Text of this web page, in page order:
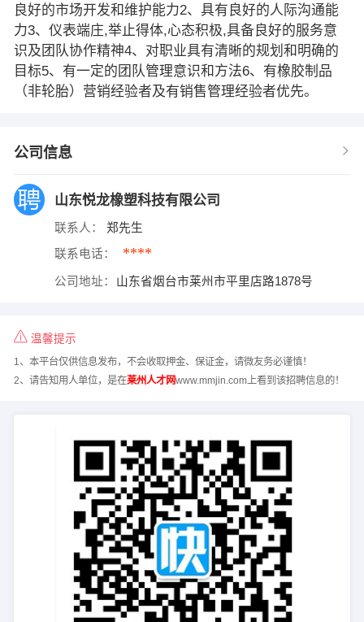
良好的市场开发和维护能力2、具有良好的人际沟通能
力3、仪表端庄,举止得体,心态积极,具备良好的服务意
识及团队协作精神4、对职业具有清晰的规划和明确的
目标5、有一定的团队管理意识和方法6、有橡胶制品
（非轮胎）营销经验者及有销售管理经验者优先。
公司信息
山东悦龙橡塑科技有限公司
联系人： 郑先生
联系电话： ****
公司地址： 山东省烟台市莱州市平里店路1878号
温馨提示
1、本平台仅供信息发布，不会收取押金、保证金，请微友务必谨慎！
2、请告知用人单位，是在莱州人才网www.mmjin.com上看到该招聘信息的！